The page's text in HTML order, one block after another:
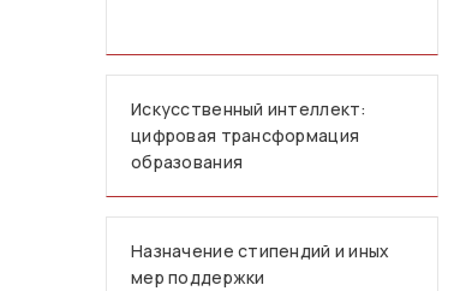
Искусственный интеллект:
цифровая трансформация
образования
Назначение стипендий и иных
мер поддержки